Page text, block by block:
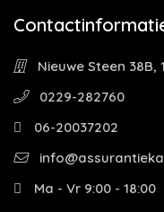
Nieuwe Steen 38B,
0229-282760
06-20037202
Ma - Vr 9:00 - 18:00